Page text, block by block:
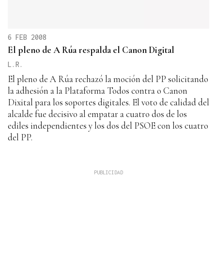
6 FEB 2008
El pleno de A Rúa respalda el Canon Digital
L.R.
El pleno de A Rúa rechazó la moción del PP solicitando
la adhesión a la Plataforma Todos contra o Canon
Dixital para los soportes digitales. El voto de calidad del
alcalde fue decisivo al empatar a cuatro dos de los
ediles independientes y los dos del PSOE con los cuatro
del PP.